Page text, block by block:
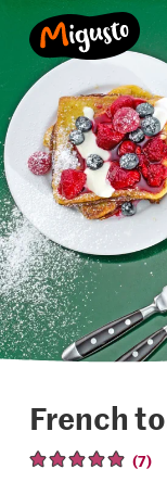
French
(7)